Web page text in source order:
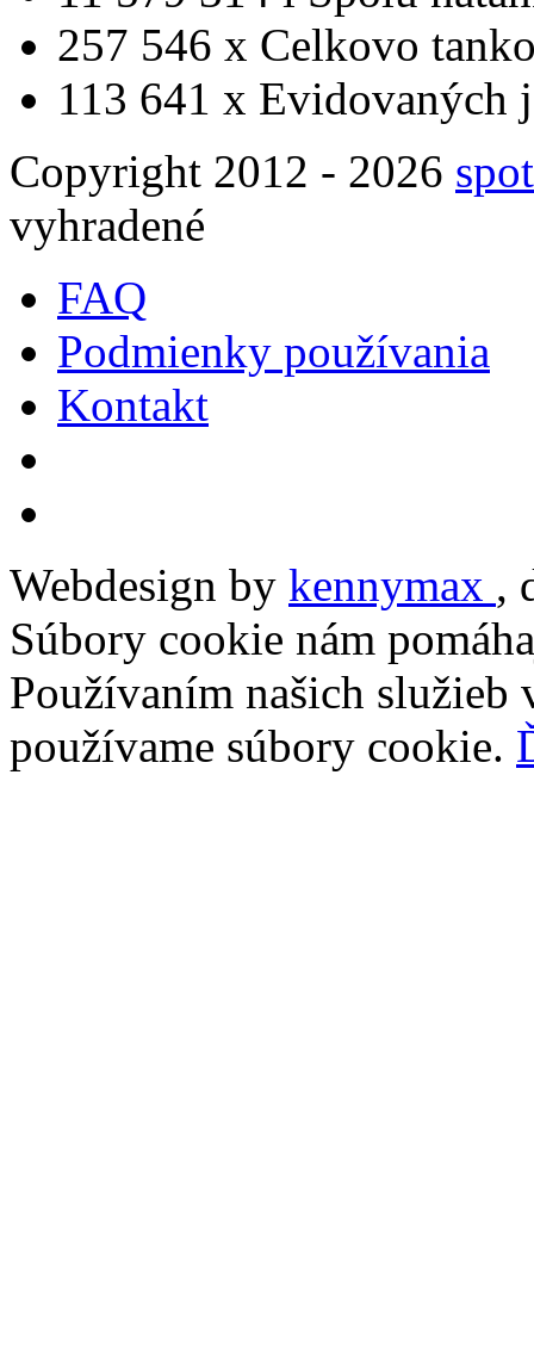
257 546 x Celkovo
113 641 x Evidovaných
Copyright 2012 - 2026
vyhradené
FAQ
Podmienky používania
Kontakt
Webdesign by kennymax ,
Súbory cookie nám
Používaním našich služieb
používame súbory cookie.